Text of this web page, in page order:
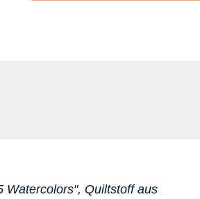
Watercolors", Quiltstoff aus